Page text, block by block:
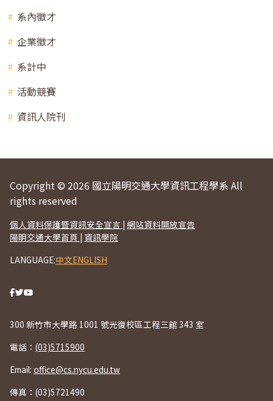
系內徵才
企業徵才
系計中
活動競賽
資訊人院刊
Copyright © 2026 國立陽明交通大學資訊工程學系 All
rights reserved
個人資料保護暨資訊安全宣言 | 網站資料開放宣告
陽明交通大學首頁 | 資訊學院
LANGUAGE:中文ENGLISH
300 新竹市大學路 1001 號光復校區工程三館 343 室
電話： (03)5715900
Email: office@cs.nycu.edu.tw
傳真：(03)5721490